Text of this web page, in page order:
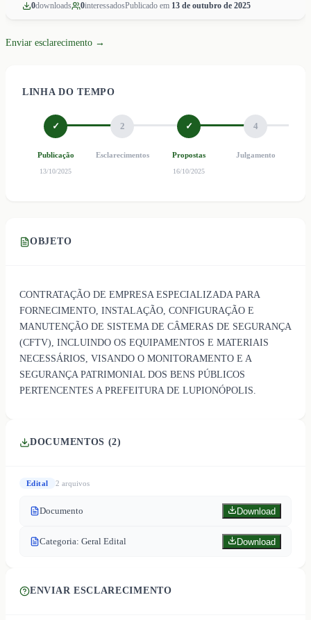
0downloads 0interessadosPublicado em 13 de outubro de 2025
Enviar esclarecimento →
LINHA DO TEMPO
✓
Publicação
13/10/2025
2
Esclarecimentos
✓
Propostas
16/10/2025
4
Julgamento
OBJETO
CONTRATAÇÃO DE EMPRESA ESPECIALIZADA PARA
FORNECIMENTO, INSTALAÇÃO, CONFIGURAÇÃO E
MANUTENÇÃO DE SISTEMA DE CÂMERAS DE SEGURANÇA
(CFTV), INCLUINDO OS EQUIPAMENTOS E MATERIAIS
NECESSÁRIOS, VISANDO O MONITORAMENTO E A
SEGURANÇA PATRIMONIAL DOS BENS PÚBLICOS
PERTENCENTES A PREFEITURA DE LUPIONÓPOLIS.
DOCUMENTOS (2)
Edital 2 arquivos
Documento Download
Categoria: Geral Edital Download
ENVIAR ESCLARECIMENTO